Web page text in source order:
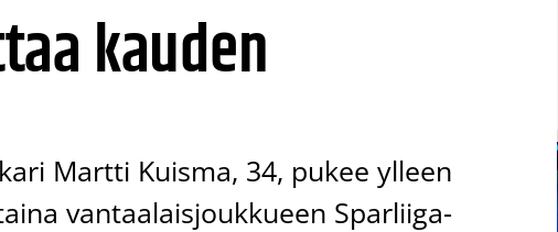
kauden
Martti Kuisma, 34, pukee ylleen
vantaalaisjoukkueen Sparliiga-